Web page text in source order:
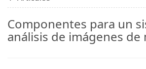
Componentes para un
análisis de imágenes